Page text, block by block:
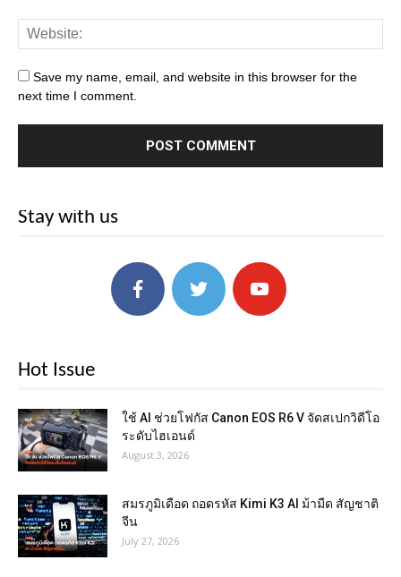
Save my name, email, and website in this browser for the
next time I comment.
Stay with us
Hot Issue
ใช้ AI ช่วยโฟกัส Canon EOS R6 V จัดสเปกวิดีโอ
ระดับไฮเอนด์
August 3, 2026
สมรภูมิเดือด ถอดรหัส Kimi K3 AI ม้ามืด สัญชาติ
จีน
July 27, 2026